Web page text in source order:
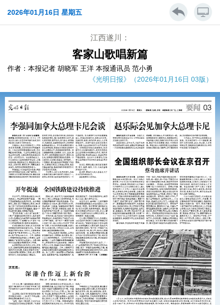
2026年01月16日 星期五
江西遂川：
客家山歌唱新篇
作者：本报记者 胡晓军 王洋 本报通讯员 范小勇
《光明日报》（2026年01月16日 03版）